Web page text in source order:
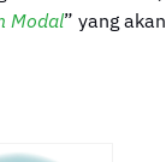
Modal” yang akan